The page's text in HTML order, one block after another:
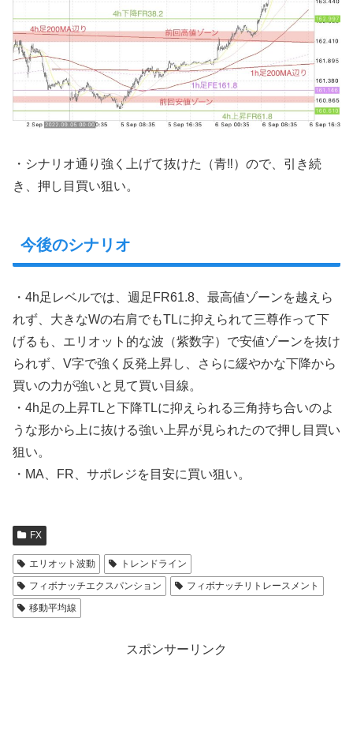
・シナリオ通り強く上げて抜けた（青‼︎）ので、引き続
き、押し目買い狙い。
今後のシナリオ
・4h足レベルでは、週足FR61.8、最高値ゾーンを越えら
れず、大きなWの右肩でもTLに抑えられて三尊作って下
げるも、エリオット的な波（紫数字）で安値ゾーンを抜け
られず、V字で強く反発上昇し、さらに緩やかな下降から
買いの力が強いと見て買い目線。
・4h足の上昇TLと下降TLに抑えられる三角持ち合いのよ
うな形から上に抜ける強い上昇が見られたので押し目買い
狙い。
・MA、FR、サポレジを目安に買い狙い。
FX
エリオット波動
トレンドライン
フィボナッチエクスパンション
フィボナッチリトレースメント
移動平均線
スポンサーリンク